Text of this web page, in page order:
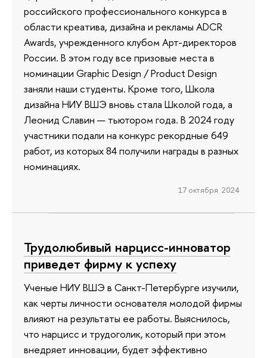
российского профессионального конкурса в
области креатива, дизайна и рекламы ADCR
Awards, учрежденного клубом Арт-директоров
России. В этом году все призовые места в
номинации Graphic Design / Product Design
заняли наши студенты. Кроме того, Школа
дизайна НИУ ВШЭ вновь стала Школой года, а
Леонид Славин — тьютором года. В 2024 году
участники подали на конкурс рекордные 649
работ, из которых 84 получили награды в разных
номинациях.
17 октября 2024
Трудолюбивый нарцисс-инноватор
приведет фирму к успеху
Ученые НИУ ВШЭ в Санкт-Петербурге изучили,
как черты личности основателя молодой фирмы
влияют на результаты ее работы. Выяснилось,
что нарцисс и трудоголик, который при этом
внедряет инновации, будет эффективно